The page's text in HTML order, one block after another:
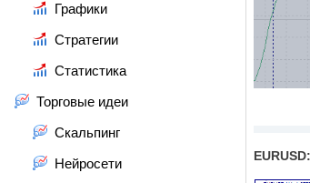
Графики
Стратегии
Статистика
Торговые идеи
Скальпинг
Нейросети
EURUSD: